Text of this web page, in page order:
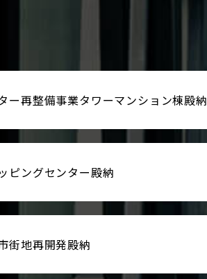
ー再整備事業タワーマンション棟殿納
ピングセンター殿納
街地再開発殿納